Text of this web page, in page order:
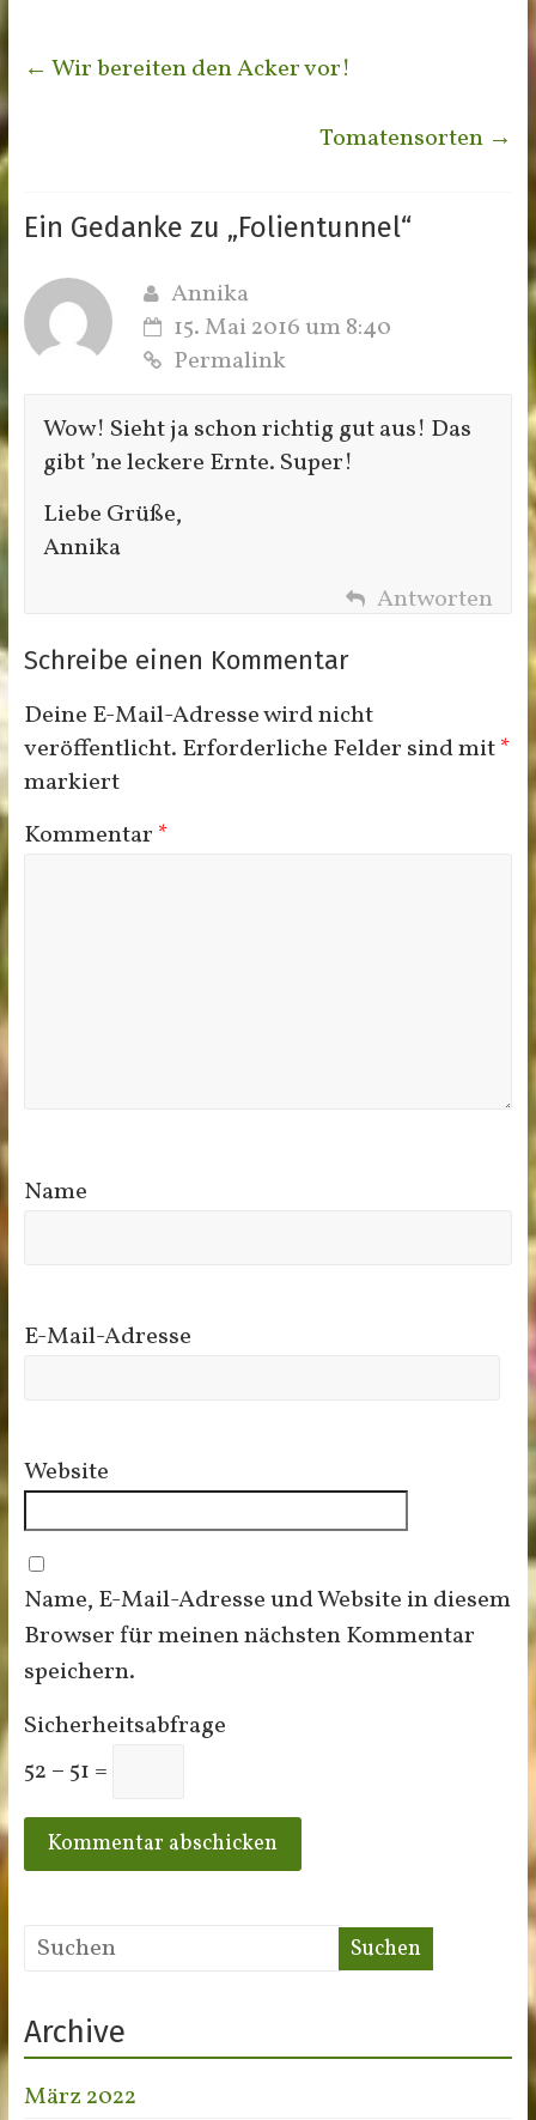
← Wir bereiten den Acker vor!
Tomatensorten →
Ein Gedanke zu „Folientunnel“
Annika
15. Mai 2016 um 8:40
Permalink
Wow! Sieht ja schon richtig gut aus! Das
gibt ’ne leckere Ernte. Super!
Liebe Grüße,
Annika
Antworten
Schreibe einen Kommentar
Deine E-Mail-Adresse wird nicht
veröffentlicht. Erforderliche Felder sind mit*
markiert
Kommentar *
Name
E-Mail-Adresse
Website
Name, E-Mail-Adresse und Website in diesem
Browser für meinen nächsten Kommentar
speichern.
Sicherheitsabfrage
52 − 51 =
Archive
März 2022